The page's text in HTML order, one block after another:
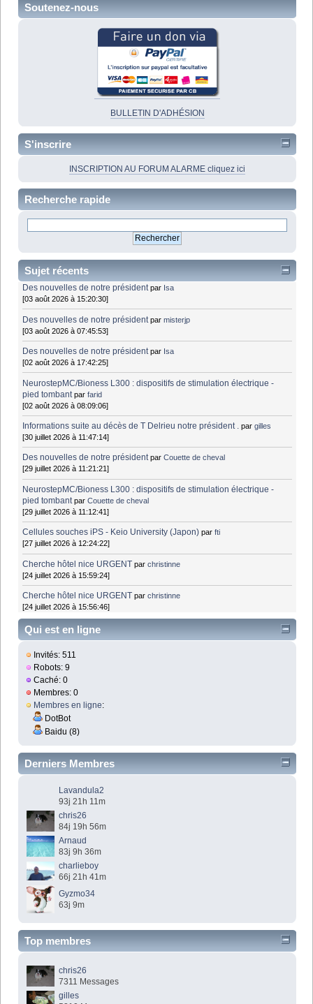
Soutenez-nous
BULLETIN D'ADHÉSION
S'inscrire
INSCRIPTION AU FORUM ALARME cliquez ici
Recherche rapide
Sujet récents
Des nouvelles de notre président par Isa
[03 août 2026 à 15:20:30]
Des nouvelles de notre président parmisterjp
[03 août 2026 à 07:45:53]
Des nouvelles de notre président par Isa
[02 août 2026 à 17:42:25]
NeurostepMC/Bioness L300 : dispositifs de stimulation électrique -
pied tombant parfarid
[02 août 2026 à 08:09:06]
Informations suite au décès de T Delrieu notre président . pargilles
[30 juillet 2026 à 11:47:14]
Des nouvelles de notre président parCouette de cheval
[29 juillet 2026 à 11:21:21]
NeurostepMC/Bioness L300 : dispositifs de stimulation électrique -
pied tombant parCouette de cheval
[29 juillet 2026 à 11:12:41]
Cellules souches iPS - Keio University (Japon) parfti
[27 juillet 2026 à 12:24:22]
Cherche hôtel nice URGENT parchristinne
[24 juillet 2026 à 15:59:24]
Cherche hôtel nice URGENT parchristinne
[24 juillet 2026 à 15:56:46]
Qui est en ligne
Invités: 511
Robots: 9
Caché: 0
Membres: 0
Membres en ligne:
DotBot
Baidu (8)
Derniers Membres
Lavandula2
93j 21h 11m
chris26
84j 19h 56m
Arnaud
83j 9h 36m
charlieboy
66j 21h 41m
Gyzmo34
63j 9m
Top membres
chris26
7311 Messages
gilles